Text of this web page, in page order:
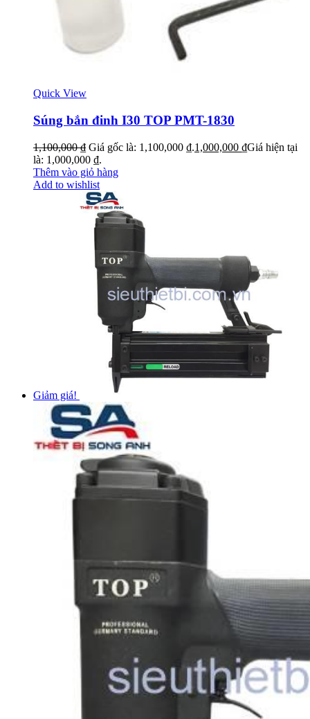
Quick View
Súng bắn đinh I30 TOP PMT-1830
1,100,000₫ Giá gốc là: 1,100,000 ₫.1,000,000 ₫Giá hiện tại
là: 1,000,000 ₫.
Thêm vào giỏ hàng
Add to wishlist
Giảm giá!